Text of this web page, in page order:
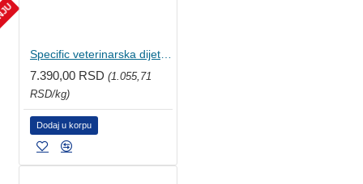
7.390,00 RSD (1.055,71
RSD/kg)
Dodaj u korpu